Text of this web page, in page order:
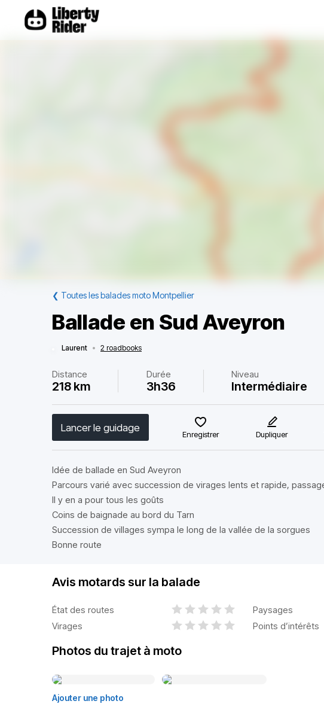
❮ Toutes les balades moto Montpellier
Ballade en Sud Aveyron
Laurent • 2 roadbooks
Distance
218 km
Durée
3h36
Niveau
Intermédiaire
Lancer le guidage
Enregistrer Dupliquer
Idée de ballade en Sud Aveyron
Parcours varié avec succession de virages lents et rapide,
Il y en a pour tous les goûts
Coins de baignade au bord du Tarn
Succession de villages sympa le long de la vallée de la sorgues
Bonne route
Avis motards sur la balade
État des routes
Paysages
Virages
Points d’intérêts
Photos du trajet à moto
Ajouter une photo